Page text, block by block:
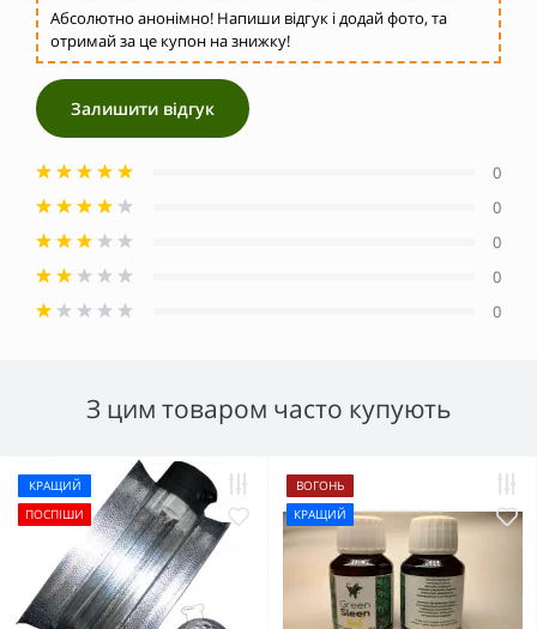
Абсолютно анонімно! Напиши відгук і додай фото, та
отримай за це купон на знижку!
Залишити відгук
0
0
0
0
0
З цим товаром часто купують
КРАЩИЙ
ПОСПІШИ
ВОГОНЬ
КРАЩИЙ